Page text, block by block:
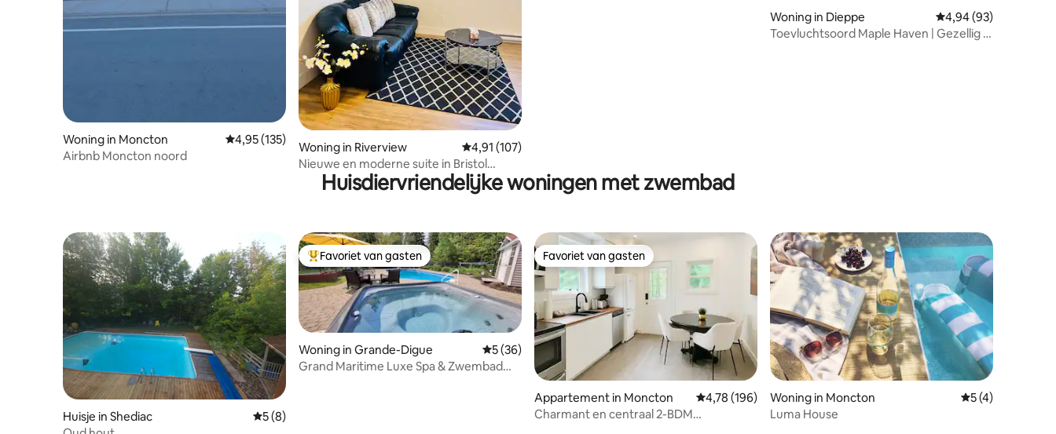
Woning in Moncton Gemiddelde beoordeling van 4,95 uit 5, 135 recensies
4,95 (135)
Airbnb Moncton noord
Woning in Riverview Gemiddelde beoordeling van 4,91 uit 5, 107 recensies
4,91 (107)
Nieuwe en moderne suite in Bristol
Riverview.
Woning in Dieppe Gemiddelde
4,94 (93)
Toevluchtsoord Maple Haven | Gezellig |
Huisdiervriendelijke woningen met zwembad
Huisje in Shediac Gemiddelde beoordeling van 5 uit 5, 8 recensies
5 (8)
Topfavoriet van gasten
Favoriet van gasten
Woning in Grande-Digue Gemiddelde beoordeling van 5 uit 5, 36 recensies
5 (36)
Grand Maritime Luxe Spa & Zwembad
Favoriet van gasten
Favoriet van gasten
Appartement in Moncton Gemiddelde beoordeling van 4,78 uit 5, 196 recensies
4,78 (196)
Charmant en centraal 2-BDM
Woning in Moncton Gemiddelde
5 (4)
Luma House